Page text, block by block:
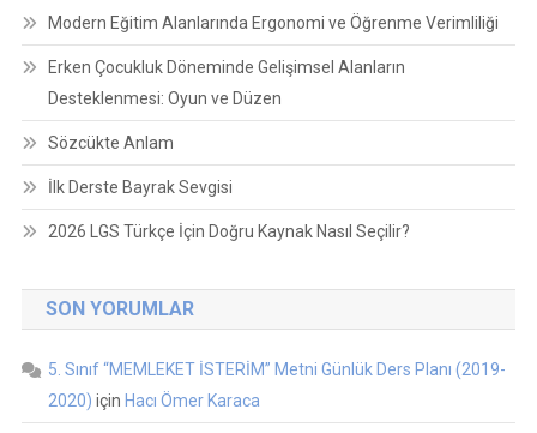
Modern Eğitim Alanlarında Ergonomi ve Öğrenme Verimliliği
Erken Çocukluk Döneminde Gelişimsel Alanların
Desteklenmesi: Oyun ve Düzen
Sözcükte Anlam
İlk Derste Bayrak Sevgisi
2026 LGS Türkçe İçin Doğru Kaynak Nasıl Seçilir?
SON YORUMLAR
5. Sınıf “MEMLEKET İSTERİM” Metni Günlük Ders Planı (2019-
2020) için Hacı Ömer Karaca